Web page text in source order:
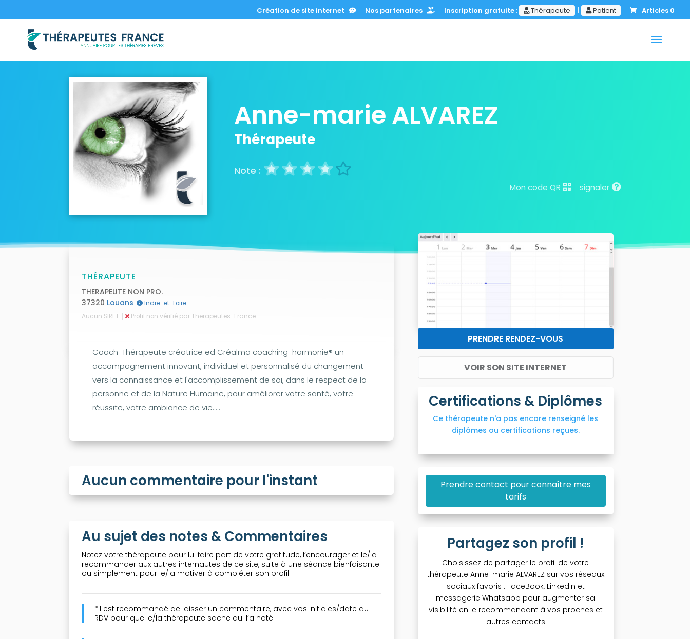
Création de site internet Nos partenaires Inscription gratuite : Thérapeute | Patient Articles 0
Anne-marie ALVAREZ
Thérapeute
signaler
Mon code QR
THÉRAPEUTE
THERAPEUTE NON PRO.
37320 Louans
Indre-et-Loire
Aucun SIRET | Profil non vérifié par Therapeutes-France
Coach-Thérapeute créatrice ed Créalma coaching-harmonie® un
accompagnement innovant, individuel et personnalisé du changement
vers la connaissance et l'accomplissement de soi, dans le respect de la
personne et de la Nature Humaine, pour améliorer votre santé, votre
réussite, votre ambiance de vie.....
Aucun commentaire pour l'instant
Au sujet des notes & Commentaires
Notez votre thérapeute pour lui faire part de votre gratitude, l’encourager et le/la
recommander aux autres internautes de ce site, suite à une séance bienfaisante
ou simplement pour le/la motiver à compléter son profil.
*Il est recommandé de laisser un commentaire, avec vos initiales/date du
RDV pour que le/la thérapeute sache qui l’a noté.
PRENDRE RENDEZ-VOUS
VOIR SON SITE INTERNET
Certifications & Diplômes
Ce thérapeute n'a pas encore renseigné les
diplômes ou certifications reçues.
Prendre contact pour connaître mes
tarifs
Partagez son profil !
Choisissez de partager le profil de votre
thérapeute Anne-marie ALVAREZ sur vos réseaux
sociaux favoris : FaceBook, LinkedIn et
messagerie Whatsapp pour augmenter sa
visibilité en le recommandant à vos proches et
autres contacts